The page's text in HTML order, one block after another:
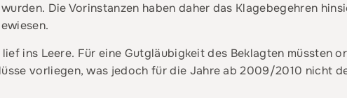
Die Vorinstanzen haben daher das Klagebegehren
ins Leere. Für eine Gutgläubigkeit des Beklagten müssten
vorliegen, was jedoch für die Jahre ab 2009/2010 nicht